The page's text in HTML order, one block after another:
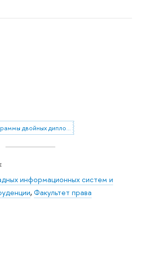
программы двойных дипломов
информационных систем и
,Факультет права